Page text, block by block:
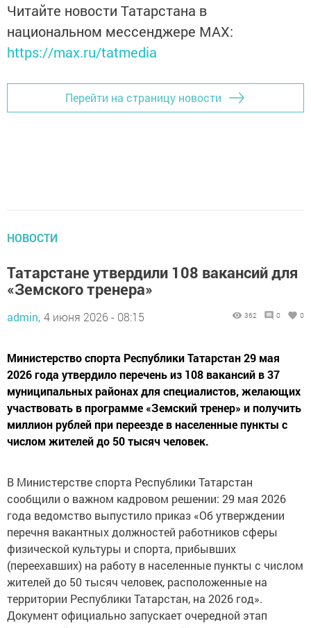
Читайте новости Татарстана в
национальном мессенджере MАХ:
https://max.ru/tatmedia
Перейти на страницу новости
НОВОСТИ
Татарстане утвердили 108 вакансий для
«Земского тренера»
admin, 4 июня 2026 - 08:15 362 0 0
Министерство спорта Республики Татарстан 29 мая
2026 года утвердило перечень из 108 вакансий в 37
муниципальных районах для специалистов, желающих
участвовать в программе «Земский тренер» и получить
миллион рублей при переезде в населенные пункты с
числом жителей до 50 тысяч человек.
В Министерстве спорта Республики Татарстан
сообщили о важном кадровом решении: 29 мая 2026
года ведомство выпустило приказ «Об утверждении
перечня вакантных должностей работников сферы
физической культуры и спорта, прибывших
(переехавших) на работу в населенные пункты с числом
жителей до 50 тысяч человек, расположенные на
территории Республики Татарстан, на 2026 год».
Документ официально запускает очередной этап